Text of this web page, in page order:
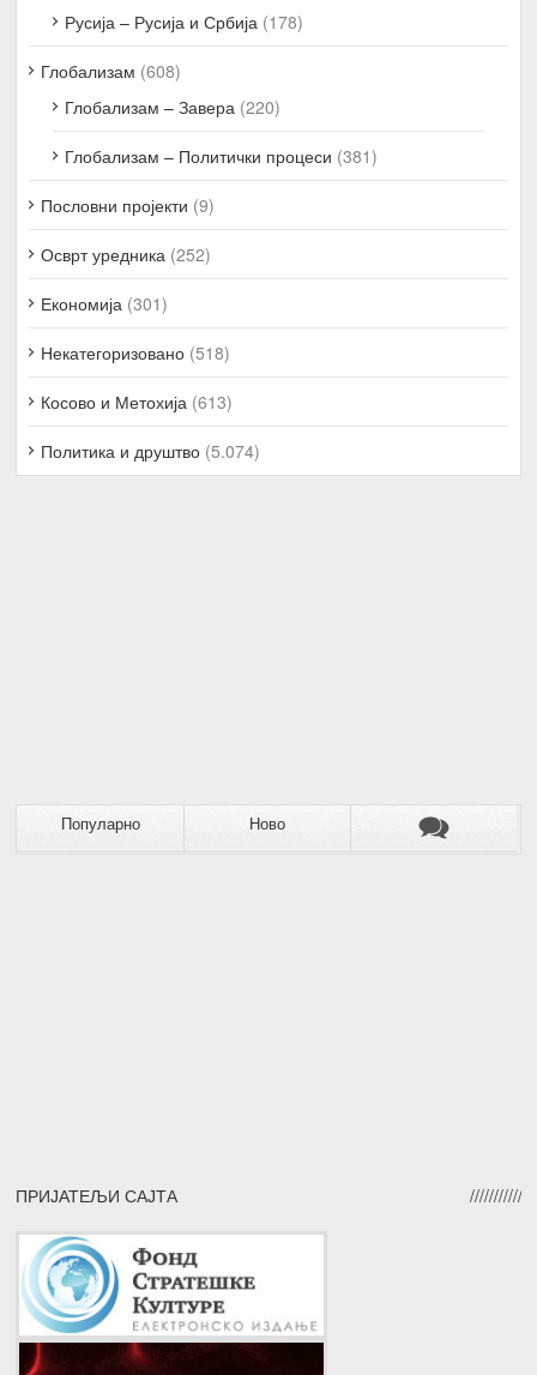
Русија – Русија и Србија (178)
Глобализам (608)
Глобализам – Завера (220)
Глобализам – Политички процеси (381)
Пословни пројекти (9)
Осврт уредника (252)
Економија (301)
Некатегоризовано (518)
Косово и Метохија (613)
Политика и друштво (5.074)
Популарно Ново
ПРИЈАТЕЉИ САЈТА